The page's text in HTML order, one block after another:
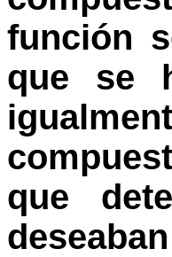
función
que se
que